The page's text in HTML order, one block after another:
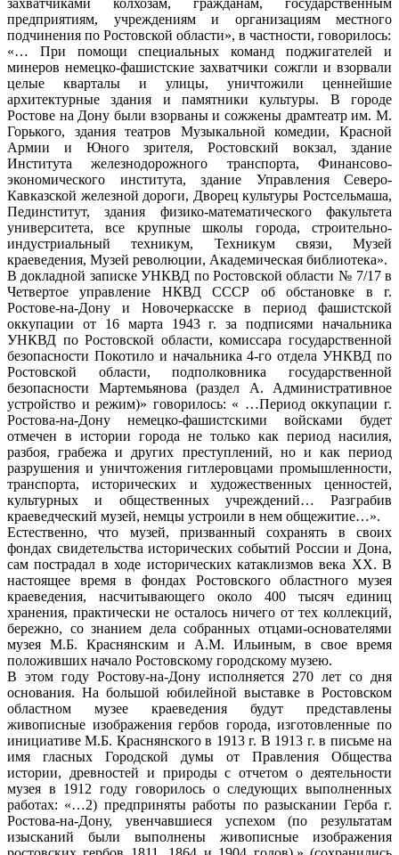
предприятиям, учреждениям и организациям местного
подчинения по Ростовской области», в частности, говорилось:
«… При помощи специальных команд поджигателей и
минеров немецко-фашистские захватчики сожгли и взорвали
целые кварталы и улицы, уничтожили ценнейшие
архитектурные здания и памятники культуры. В городе
Ростове на Дону были взорваны и сожжены драмтеатр им. М.
Горького, здания театров Музыкальной комедии, Красной
Армии и Юного зрителя, Ростовский вокзал, здание
Института железнодорожного транспорта, Финансово-
экономического института, здание Управления Северо-
Кавказской железной дороги, Дворец культуры Ростсельмаша,
Пединститут, здания физико-математического факультета
университета, все крупные школы города, строительно-
индустриальный техникум, Техникум связи, Музей
краеведения, Музей революции, Академическая библиотека».
В докладной записке УНКВД по Ростовской области № 7/17 в
Четвертое управление НКВД СССР об обстановке в г.
Ростове-на-Дону и Новочеркасске в период фашистской
оккупации от 16 марта 1943 г. за подписями начальника
УНКВД по Ростовской области, комиссара государственной
безопасности Покотило и начальника 4-го отдела УНКВД по
Ростовской области, подполковника государственной
безопасности Мартемьянова (раздел А. Административное
устройство и режим)» говорилось: « …Период оккупации г.
Ростова-на-Дону немецко-фашистскими войсками будет
отмечен в истории города не только как период насилия,
разбоя, грабежа и других преступлений, но и как период
разрушения и уничтожения гитлеровцами промышленности,
транспорта, исторических и художественных ценностей,
культурных и общественных учреждений… Разграбив
краеведческий музей, немцы устроили в нем общежитие…».
Естественно, что музей, призванный сохранять в своих
фондах свидетельства исторических событий России и Дона,
сам пострадал в ходе исторических катаклизмов века ХХ. В
настоящее время в фондах Ростовского областного музея
краеведения, насчитывающего около 400 тысяч единиц
хранения, практически не осталось ничего от тех коллекций,
бережно, со знанием дела собранных отцами-основателями
музея М.Б. Краснянским и А.М. Ильиным, в свое время
положивших начало Ростовскому городскому музею.
В этом году Ростову-на-Дону исполняется 270 лет со дня
основания. На большой юбилейной выставке в Ростовском
областном музее краеведения будут представлены
живописные изображения гербов города, изготовленные по
инициативе М.Б. Краснянского в 1913 г. В 1913 г. в письме на
имя гласных Городской думы от Правления Общества
истории, древностей и природы с отчетом о деятельности
музея в 1912 году говорилось о следующих выполненных
работах: «…2) предприняты работы по разыскании Герба г.
Ростова-на-Дону, увенчавшиеся успехом (по результатам
изысканий были выполнены живописные изображения